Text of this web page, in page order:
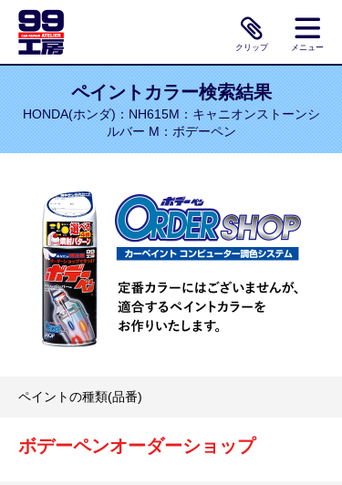
クリップ メニュー
ペイントカラー検索結果
HONDA(ホンダ)：NH615M：キャニオンストーンシ
ルバー M：ボデーペン
ペイントの種類(品番)
ボデーペンオーダーショップ